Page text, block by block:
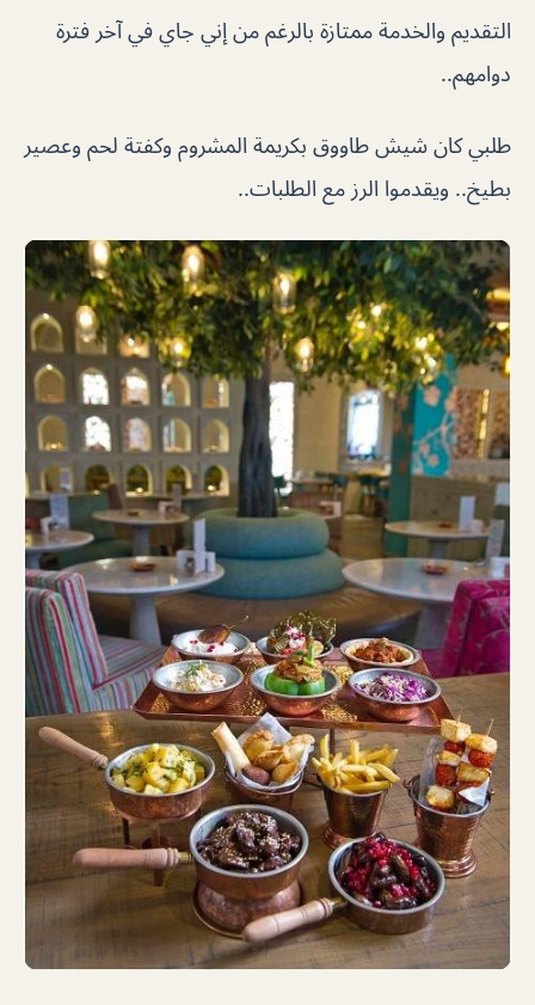
التقديم والخدمة ممتازة بالرغم من إني جاي في آخر فترة
دوامهم..
طلبي كان شيش طاووق بكريمة المشروم وكفتة لحم وعصير
بطيخ.. ويقدموا الرز مع الطلبات..